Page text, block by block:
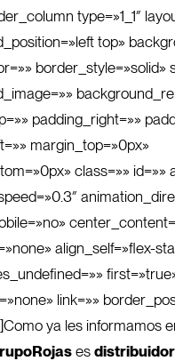
type=»1_1″
top»
border_style=»solid»
padding_right=»»
margin_top=»0px»
class=»» id=»»
align_self=»flex-
link=»»
ya les informamos
es